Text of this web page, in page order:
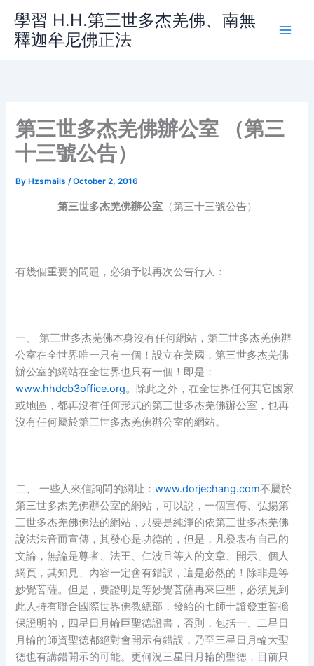
content
學習 H.H.第三世多杰羌佛、南無
釋迦牟尼佛正法
第三世多杰羌佛辦公室 （第三
十三號公告）
By Hzsmails/October 2, 2016
第三世多杰羌佛辦公室（第三十三號公告）
有幾個重要的問題，必須予以再次公告行人：
一、 第三世多杰羌佛本身沒有任何網站，第三世多杰羌佛辦
公室在全世界唯一只有一個！設立在美國，第三世多杰羌佛
辦公室的網站在全世界也只有一個！即是：
www.hhdcb3office.org。除此之外，在全世界任何其它國家
或地區，都再沒有任何形式的第三世多杰羌佛辦公室，也再
沒有任何屬於第三世多杰羌佛辦公室的網站。
二、 一些人來信詢問的網址：www.dorjechang.com不屬於
第三世多杰羌佛辦公室的網站，可以說，一個宣傳、弘揚第
三世多杰羌佛佛法的網站，只要是純淨的依第三世多杰羌佛
說法法音而宣傳，其發心是功德的，但是，凡發表有自己的
文論，無論是尊者、法王、仁波且等人的文章、開示、個人
網頁，其知見、內容一定會有錯誤，這是必然的！除非是等
妙覺菩薩。但是，要證明是等妙覺菩薩再來巨聖，必須見到
此人持有聯合國際世界佛教總部，發給的七師十證發重誓擔
保證明的，四星日月輪巨聖德證書，否則，包括一、二星日
月輪的師資聖德都絕對會開示有錯誤，乃至三星日月輪大聖
德也有講錯開示的可能。更何況三星日月輪的聖德，目前只